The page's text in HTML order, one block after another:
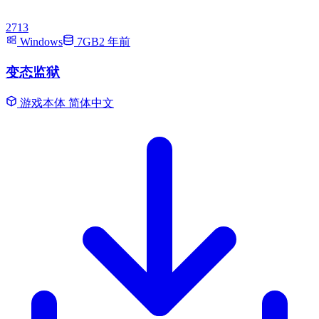
2713
Windows
7GB2 年前
变态监狱
游戏本体 简体中文